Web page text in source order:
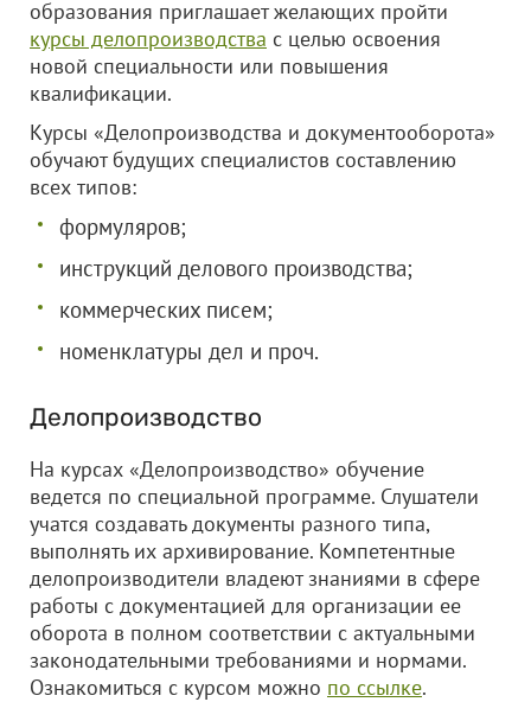
образования приглашает желающих пройти
курсы делопроизводства с целью освоения
новой специальности или повышения
квалификации.
Курсы «Делопроизводства и документооборота»
обучают будущих специалистов составлению
всех типов:
формуляров;
инструкций делового производства;
коммерческих писем;
номенклатуры дел и проч.
Делопроизводство
На курсах «Делопроизводство» обучение
ведется по специальной программе. Слушатели
учатся создавать документы разного типа,
выполнять их архивирование. Компетентные
делопроизводители владеют знаниями в сфере
работы с документацией для организации ее
оборота в полном соответствии с актуальными
законодательными требованиями и нормами.
Ознакомиться с курсом можно по ссылке.